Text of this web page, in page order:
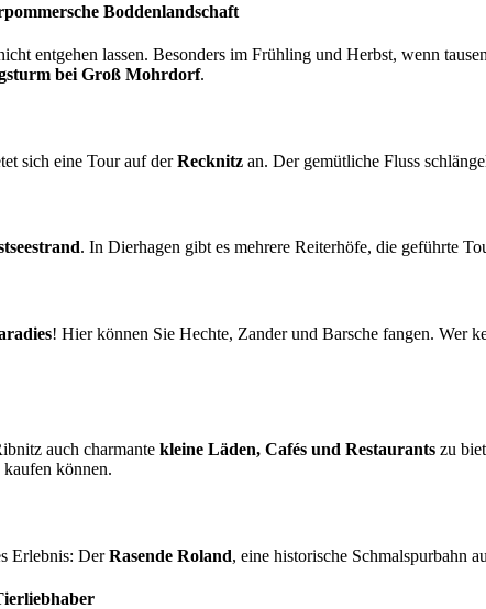
Boddenlandschaft
entgehen lassen. Besonders im Frühling und Herbst, wenn
bei Groß Mohrdorf.
sich eine Tour auf derRecknitz an. Der gemütliche Fluss
. In Dierhagen gibt es mehrere Reiterhöfe, die geführte
! Hier können Sie Hechte, Zander und Barsche fangen. Wer
auch charmante kleine Läden, Cafés und Restaurants zu
kaufen können.
Erlebnis: DerRasende Roland, eine historische Schmalspurbahn